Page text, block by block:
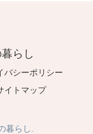
らし
バシーポリシー
イトマップ
暮らし.